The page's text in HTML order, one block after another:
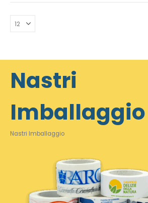
Nastri
Imballaggio
Nastri Imballaggio